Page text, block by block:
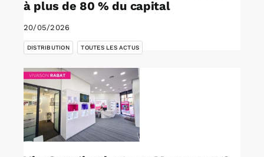
à plus de 80 % du capital
20/05/2026
DISTRIBUTION TOUTES LES ACTUS